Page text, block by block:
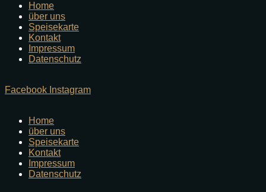
Home
über uns
Speisekarte
Kontakt
Impressum
Datenschutz
Facebook Instagram
Home
über uns
Speisekarte
Kontakt
Impressum
Datenschutz